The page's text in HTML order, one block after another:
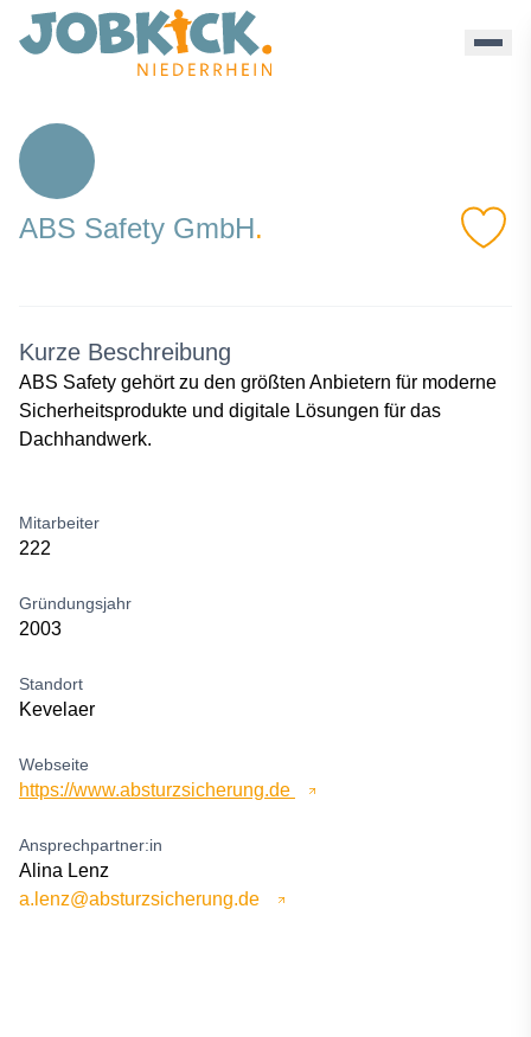
Abs Safety Gmbh - Jobkick Niederrhein
ABS Safety GmbH.
Kurze Beschreibung
ABS Safety gehört zu den größten Anbietern für moderne
Sicherheitsprodukte und digitale Lösungen für das
Dachhandwerk.
Mitarbeiter
222
Gründungsjahr
2003
Standort
Kevelaer
Webseite
https://www.absturzsicherung.de
Ansprechpartner:in
Alina Lenz
a.lenz@absturzsicherung.de